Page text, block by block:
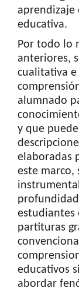
aprendizaje
educativa.
Por todo lo
anteriores,
cualitativa
alumnado
y que
elaboradas
este marco,
estudiantes
partituras
educativos
abordar